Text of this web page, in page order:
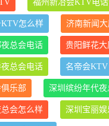
福州新冶会KTV电话
怎么样 济南新闻
总会电话 贵阳鲜花
总会电话 名帝会KTV
乐部 深圳缤纷年代夜
会怎么样 深圳宝丽